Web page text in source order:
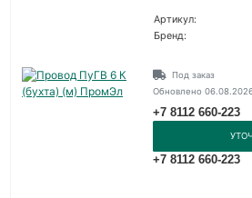
Артикул:
Бренд:
Под заказ
Обновлено
+7 8112 660-223
+7 8112 660-223